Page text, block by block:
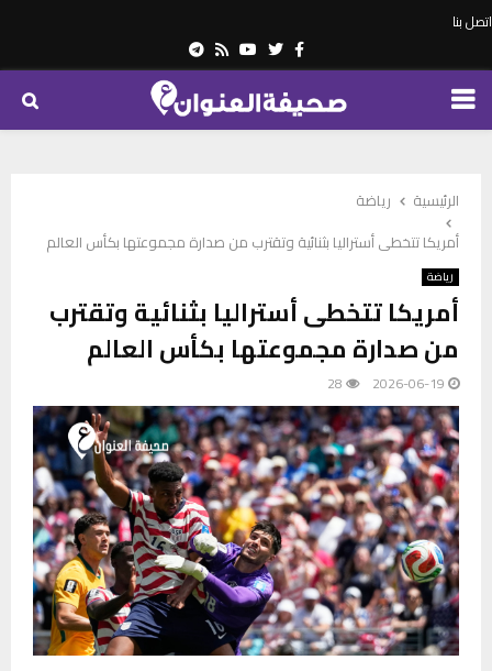
اتصل بنا
Facebook
Twitter
Youtube
Rss
Telegram
PRIMARY
الرئيسية
رياضة
أمريكا تتخطى أستراليا بثنائية وتقترب من صدارة مجموعتها بكأس العالم
رياضة
أمريكا تتخطى أستراليا بثنائية وتقترب
من صدارة مجموعتها بكأس العالم
2026-06-19
28